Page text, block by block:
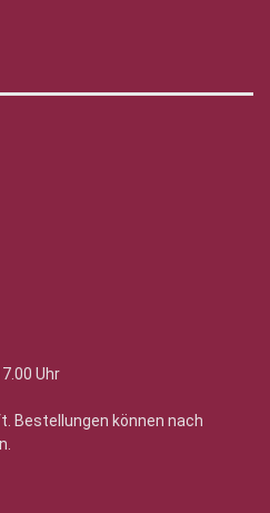
Uhr
Bestellungen können nach